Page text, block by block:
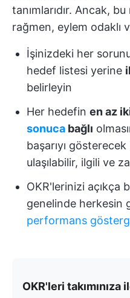
tanımlarıdır. Ancak,
rağmen, eylem odaklı
İşinizdeki her
hedef listesi yerine
belirleyin
Her hedefin en az
sonuca bağlı
başarıyı
ulaşılabilir, ilgili ve
OKR'lerinizi açıkça
genelinde herkesin
performans
OKR'leri takımınıza